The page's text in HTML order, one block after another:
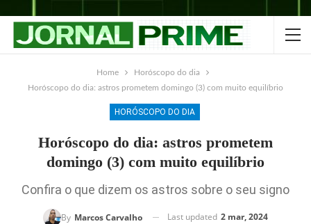
Home
Horóscopo do dia
Horóscopo do dia: astros prometem domingo (3) com muito equilíbrio
HORÓSCOPO DO DIA
Horóscopo do dia: astros prometem
domingo (3) com muito equilíbrio
Confira o que dizem os astros sobre o seu signo
By Marcos Carvalho Last updated 2 mar, 2024